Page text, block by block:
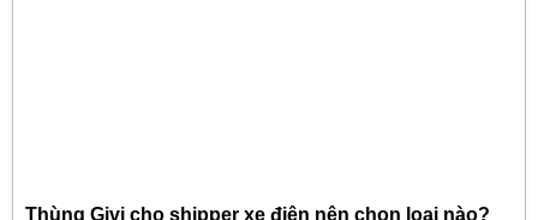
Thùng Givi cho shipper xe điện nên chọn loại nào?